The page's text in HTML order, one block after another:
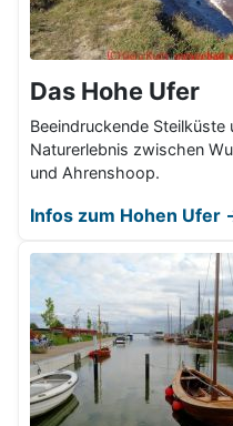
Das Hohe Ufer
Beeindruckende Steilküste
Naturerlebnis zwischen
und Ahrenshoop.
Infos zum Hohen Ufer